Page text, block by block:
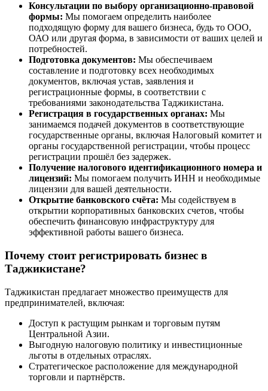
Консультации по выбору организационно-правовой
формы: Мы помогаем определить наиболее
подходящую форму для вашего бизнеса, будь то ООО,
ОАО или другая форма, в зависимости от ваших целей и
потребностей.
Подготовка документов: Мы обеспечиваем
составление и подготовку всех необходимых
документов, включая устав, заявления и
регистрационные формы, в соответствии с
требованиями законодательства Таджикистана.
Регистрация в государственных органах: Мы
занимаемся подачей документов в соответствующие
государственные органы, включая Налоговый комитет и
органы государственной регистрации, чтобы процесс
регистрации прошёл без задержек.
Получение налогового идентификационного номера и
лицензий: Мы помогаем получить ИНН и необходимые
лицензии для вашей деятельности.
Открытие банковского счёта: Мы содействуем в
открытии корпоративных банковских счетов, чтобы
обеспечить финансовую инфраструктуру для
эффективной работы вашего бизнеса.
Почему стоит регистрировать бизнес в
Таджикистане?
Таджикистан предлагает множество преимуществ для
предпринимателей, включая:
Доступ к растущим рынкам и торговым путям
Центральной Азии.
Выгодную налоговую политику и инвестиционные
льготы в отдельных отраслях.
Стратегическое расположение для международной
торговли и партнёрств.